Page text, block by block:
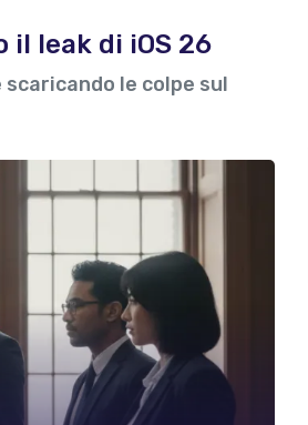
leak di iOS 26
le colpe sul